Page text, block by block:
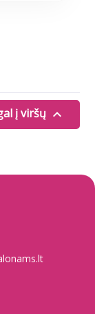
į viršų 